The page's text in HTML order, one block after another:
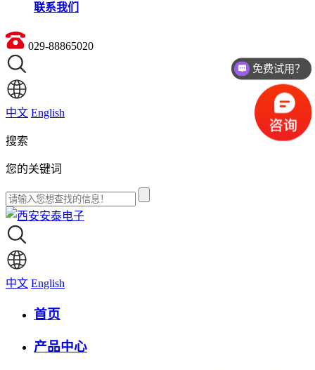
联系我们
029-88865020
中文 English
搜索
您的关键词
中文 English
首页
产品中心
免费试用？